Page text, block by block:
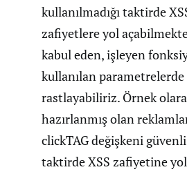
kullanılmadığı taktirde
zafiyetlere yol
kabul eden, işleyen
kullanılan parametrelerde
rastlayabiliriz. Örnek
hazırlanmış olan
clickTAG değişkeni güvenli
taktirde XSS zafiyetine